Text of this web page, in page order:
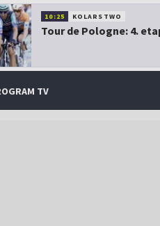
10:25 KOLARSTWO
Tour de Pologne: 4.
TV